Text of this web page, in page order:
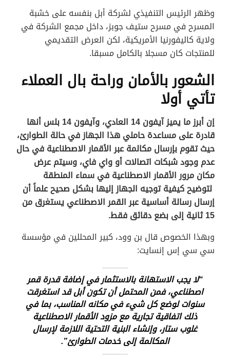
وظهر الرئيس التنفيذي لشركة أبل بنفسه على خشبة
المسرح في مسرح ستيف جوبز، داخل مجمع الشركة في
ولاية كاليفورنيا الأمريكية، لكن العرض التقديمي
للمنتجات كان مسجلا بالكامل مسبقا.
الشعور بالأمان وراحة بال العملاء
تأتي أولا
إن أبرز ما يميز آيفون 14 العادي، وآيفون 14 بلس أنها
قادرة على مساعدة حاملي هذا الجهاز في حالة الطوارئ،
حيث تقوم بإرسال مكالمة عبر الأقمار الاصطناعية في حال
عدم وجود شبكات اتصالات أو واي فاي، وسيتم عرض
مكان مرور الأقمار الاصطناعية في سماء المنطقة
لتوضيح كيفية توجيه الجهاز إليها بشكل صحيح علماً أن
إرسال رسالة أساسية عبر القمر الاصطناعي يستغرق من
15 ثانية إلى بضع دقائق فقط.
وبهذا الخصوص قال بن وود، كبير المحللين في مؤسسة
سي سي إس إنسايت:
“لا يجب الاستهانة بالاستثمار في إضافة قدرة قمر
اصطناعي، فمن المحتمل أن تكون أبل قد استغرقت
سنوات لوضع كل شيء في مكانه المناسب، بما في
ذلك اتفاقية تجارية مع مزود الأقمار الاصطناعية
غلوب ستار، وإنشاء البنية التحتية اللازمة لإرسال
المكالمة إلى خدمات الطوارئ”.